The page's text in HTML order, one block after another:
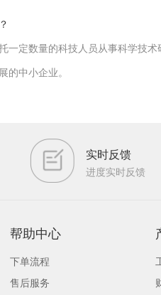
一定数量的科技人员从事科学技
的中小企业。
实时反馈
进度实时反馈
帮助中心
下单流程
售后服务